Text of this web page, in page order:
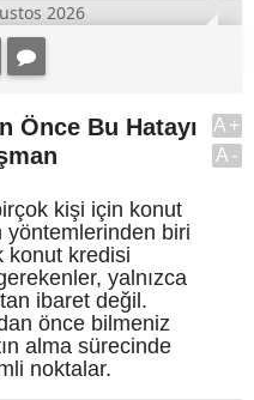
2026
Önce Bu Hatayı
kişi için konut
yöntemlerinden biri
konut kredisi
yalnızca
ibaret değil.
önce bilmeniz
alma sürecinde
noktalar.
A+
A-